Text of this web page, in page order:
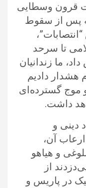
قرون وسطایی
پس از سقوط
“انتصابات”،
تا سرحد
ما زندانیان
هشدار دادیم
گسترده‌ای
داشت.
دینی و
آن‌،
و هیاهو
از
در پاریس و